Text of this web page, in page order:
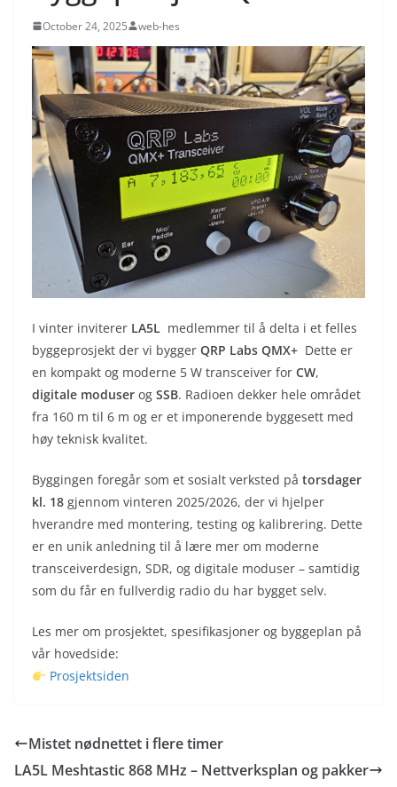
October 24, 2025 web-hes
I vinter inviterer LA5L medlemmer til å delta i et felles
byggeprosjekt der vi bygger QRP Labs QMX+ Dette er
en kompakt og moderne 5 W transceiver for CW,
digitale moduser og SSB. Radioen dekker hele området
fra 160 m til 6 m og er et imponerende byggesett med
høy teknisk kvalitet.
Byggingen foregår som et sosialt verksted på torsdager
kl. 18 gjennom vinteren 2025/2026, der vi hjelper
hverandre med montering, testing og kalibrering. Dette
er en unik anledning til å lære mer om moderne
transceiverdesign, SDR, og digitale moduser – samtidig
som du får en fullverdig radio du har bygget selv.
Les mer om prosjektet, spesifikasjoner og byggeplan på
vår hovedside:
Prosjektsiden
Mistet nødnettet i flere timer
LA5L Meshtastic 868 MHz – Nettverksplan og pakker